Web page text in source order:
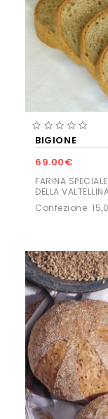
BIGIONE
69.00€
FARINA
DELLA
Confezione: